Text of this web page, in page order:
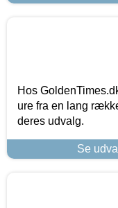
Hos
ure fra en lang
deres udvalg.
Se